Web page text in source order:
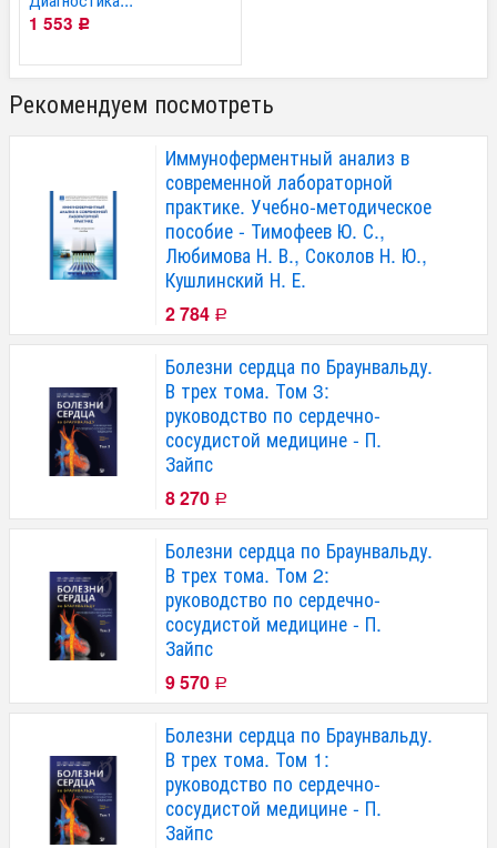
1 553 Р
Рекомендуем посмотреть
Иммуноферментный анализ в
современной лабораторной
практике. Учебно-методическое
пособие - Тимофеев Ю. С.,
Любимова Н. В., Соколов Н. Ю.,
Кушлинский Н. Е.
2 784 Р
Болезни сердца по Браунвальду.
В трех тома. Том 3:
руководство по сердечно-
сосудистой медицине - П.
Зайпс
8 270 Р
Болезни сердца по Браунвальду.
В трех тома. Том 2:
руководство по сердечно-
сосудистой медицине - П.
Зайпс
9 570 Р
Болезни сердца по Браунвальду.
В трех тома. Том 1:
руководство по сердечно-
сосудистой медицине - П.
Зайпс